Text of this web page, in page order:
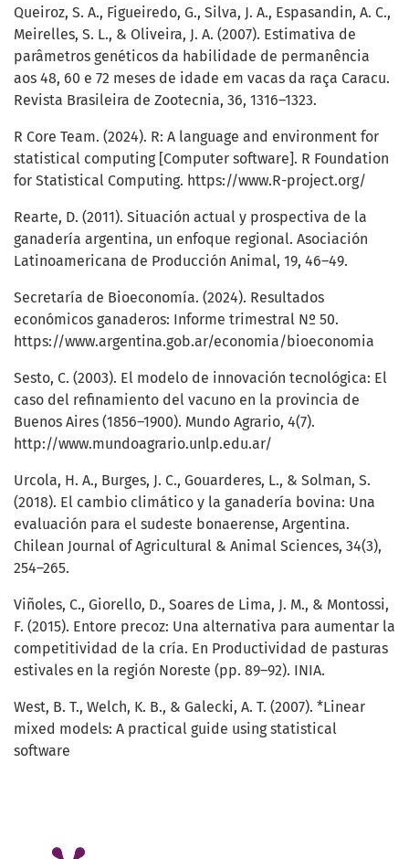
Queiroz, S. A., Figueiredo, G., Silva, J. A., Espasandin, A. C.,
Meirelles, S. L., & Oliveira, J. A. (2007). Estimativa de
parâmetros genéticos da habilidade de permanência
aos 48, 60 e 72 meses de idade em vacas da raça Caracu.
Revista Brasileira de Zootecnia, 36, 1316–1323.
R Core Team. (2024). R: A language and environment for
statistical computing [Computer software]. R Foundation
for Statistical Computing. https://www.R-project.org/
Rearte, D. (2011). Situación actual y prospectiva de la
ganadería argentina, un enfoque regional. Asociación
Latinoamericana de Producción Animal, 19, 46–49.
Secretaría de Bioeconomía. (2024). Resultados
económicos ganaderos: Informe trimestral Nº 50.
https://www.argentina.gob.ar/economia/bioeconomia
Sesto, C. (2003). El modelo de innovación tecnológica: El
caso del refinamiento del vacuno en la provincia de
Buenos Aires (1856–1900). Mundo Agrario, 4(7).
http://www.mundoagrario.unlp.edu.ar/
Urcola, H. A., Burges, J. C., Gouarderes, L., & Solman, S.
(2018). El cambio climático y la ganadería bovina: Una
evaluación para el sudeste bonaerense, Argentina.
Chilean Journal of Agricultural & Animal Sciences, 34(3),
254–265.
Viñoles, C., Giorello, D., Soares de Lima, J. M., & Montossi,
F. (2015). Entore precoz: Una alternativa para aumentar la
competitividad de la cría. En Productividad de pasturas
estivales en la región Noreste (pp. 89–92). INIA.
West, B. T., Welch, K. B., & Galecki, A. T. (2007). *Linear
mixed models: A practical guide using statistical
software